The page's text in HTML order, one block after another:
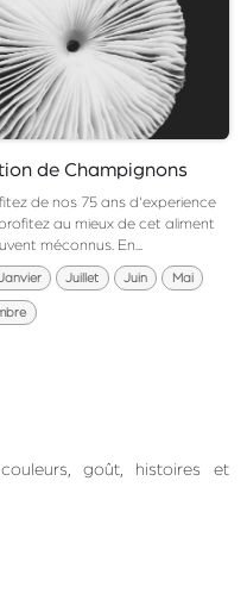
de Champignons
de nos 75 ans d'experience
au mieux de cet aliment
méconnus. En...
Juillet Juin Mai
goût, histoires et